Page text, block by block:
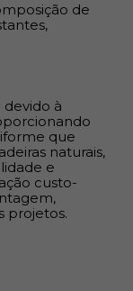
de
à
que
naturais,
e
custo-
projetos.